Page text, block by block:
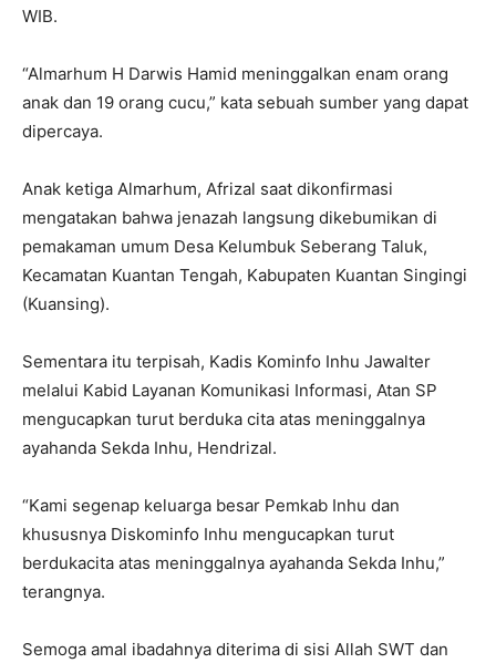
WIB.
“Almarhum H Darwis Hamid meninggalkan enam orang
anak dan 19 orang cucu,” kata sebuah sumber yang dapat
dipercaya.
Anak ketiga Almarhum, Afrizal saat dikonfirmasi
mengatakan bahwa jenazah langsung dikebumikan di
pemakaman umum Desa Kelumbuk Seberang Taluk,
Kecamatan Kuantan Tengah, Kabupaten Kuantan Singingi
(Kuansing).
Sementara itu terpisah, Kadis Kominfo Inhu Jawalter
melalui Kabid Layanan Komunikasi Informasi, Atan SP
mengucapkan turut berduka cita atas meninggalnya
ayahanda Sekda Inhu, Hendrizal.
“Kami segenap keluarga besar Pemkab Inhu dan
khususnya Diskominfo Inhu mengucapkan turut
berdukacita atas meninggalnya ayahanda Sekda Inhu,”
terangnya.
Semoga amal ibadahnya diterima di sisi Allah SWT dan